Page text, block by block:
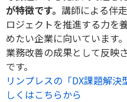
が特徴です。 講師による伴
ロジェクトを推進する力を
めたい企業に向いています
業務改善の成果として反映
です。
リンプレスの「DX課題解
しくはこちらから